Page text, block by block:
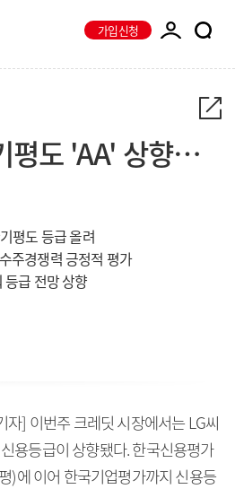
가입신청
평도 'AA' 상향…
평도 등급 올려
주경쟁력 긍정적 평가
급 전망 상향
] 이번주 크레딧 시장에서는 LG씨
용등급이 상향됐다. 한국신용평가
)에 이어 한국기업평가까지 신용등